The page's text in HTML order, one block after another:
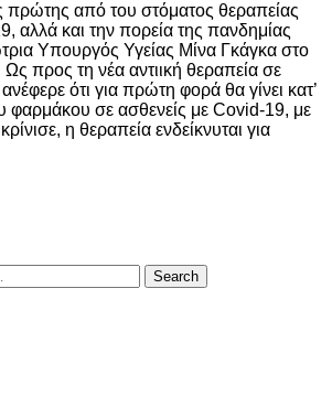
πρώτης από του στόματος θεραπείας
αλλά και την πορεία της πανδημίας
Υπουργός Υγείας Μίνα Γκάγκα στο
προς τη νέα αντιική θεραπεία σε
ότι για πρώτη φορά θα γίνει κατ’
φαρμάκου σε ασθενείς με Covid-19, με
η θεραπεία ενδείκνυται για